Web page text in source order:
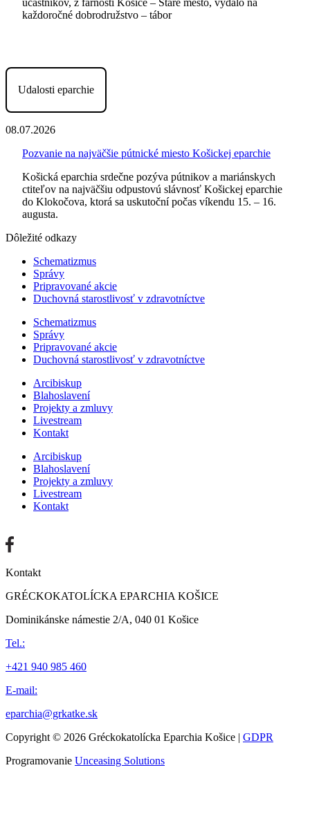
účastníkov, z farnosti Košice – Staré mesto, vydalo na
každoročné dobrodružstvo – tábor
Udalosti eparchie
08.07.2026
Pozvanie na najväčšie pútnické miesto Košickej eparchie
Košická eparchia srdečne pozýva pútnikov a mariánskych
ctiteľov na najväčšiu odpustovú slávnosť Košickej eparchie
do Klokočova, ktorá sa uskutoční počas víkendu 15. – 16.
augusta.
Dôležité odkazy
Schematizmus
Správy
Pripravované akcie
Duchovná starostlivosť v zdravotníctve
Schematizmus
Správy
Pripravované akcie
Duchovná starostlivosť v zdravotníctve
Arcibiskup
Blahoslavení
Projekty a zmluvy
Livestream
Kontakt
Arcibiskup
Blahoslavení
Projekty a zmluvy
Livestream
Kontakt
Kontakt
GRÉCKOKATOLÍCKA EPARCHIA KOŠICE
Dominikánske námestie 2/A, 040 01 Košice
Tel.:
+421 940 985 460
E-mail:
eparchia@grkatke.sk
Copyright © 2026 Gréckokatolícka Eparchia Košice | GDPR
Programovanie Unceasing Solutions